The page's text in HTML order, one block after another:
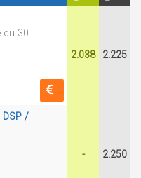
du 30
2.038 2.225
DSP /
- 2.250